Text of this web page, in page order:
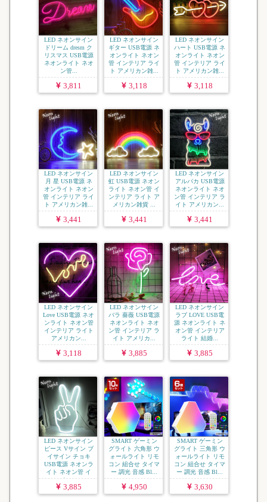
LED ネオンサイン
ドリーム dresm ク
リスマス USB電源
ネオンライト ネオ
ン管...
3,811
LED ネオンサイン
ギター USB電源 ネ
オンライト ネオン
管 インテリア ライ
ト アメリカン雑...
3,118
LED ネオンサイン
ハート USB電源 ネ
オンライト ネオン
管 インテリア ライ
ト アメリカン雑...
3,118
LED ネオンサイン
月 星 USB電源 ネ
オンライト ネオン
管 インテリア ライ
ト アメリカン雑...
3,441
LED ネオンサイン
虹 USB電源 ネオン
ライト ネオン管 イ
ンテリア ライト ア
メリカン雑貨 ...
3,441
LED ネオンサイン
アルパカ USB電源
ネオンライト ネオ
ン管 インテリア ラ
イト アメリカン...
3,441
LED ネオンサイン
Love USB電源 ネオ
ンライト ネオン管
インテリア ライト
アメリカン...
3,118
LED ネオンサイン
バラ 薔薇 USB電源
ネオンライト ネオ
ン管 インテリア ラ
イト アメリカ...
3,885
LED ネオンサイン
ラブ LOVE USB電
源 ネオンライト ネ
オン管 インテリア
ライト 結婚...
3,885
LED ネオンサイン
ピース Vサイン ブ
イサイン チョキ
USB電源 ネオンラ
イト ネオン管 イ
ン...
3,885
SMART ゲーミン
グライト 六角形 ウ
ォールライト リモ
コン 組合せ タイマ
ー 調光 音感 Bl...
4,950
SMART ゲーミン
グライト 三角形 ウ
ォールライト リモ
コン 組合せ タイマ
ー 調光 音感 Bl...
3,630